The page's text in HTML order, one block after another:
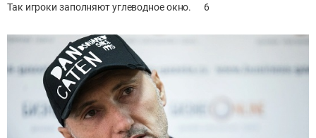
Так игроки заполняют углеводное окно. 6